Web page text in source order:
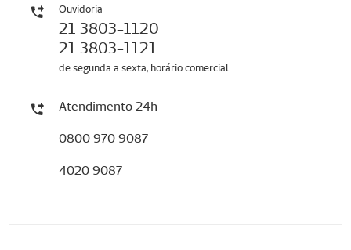
Ouvidoria
21 3803-1120
21 3803-1121
de segunda a sexta, horário comercial
Atendimento 24h
0800 970 9087
4020 9087